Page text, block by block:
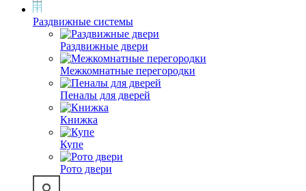
Раздвижные системы
Раздвижные двери
Межкомнатные перегородки
Пеналы для дверей
Книжка
Купе
Рото двери